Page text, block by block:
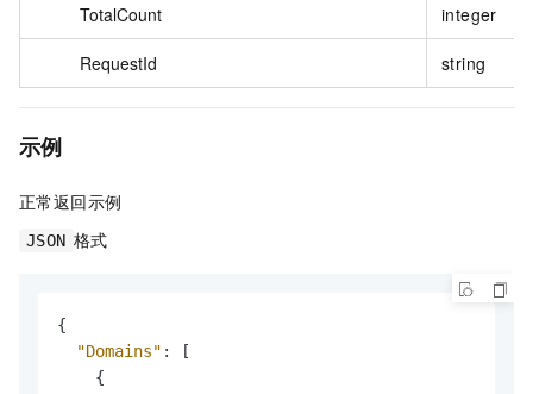
TotalCount integer
RequestId string
示例
正常返回示例
JSON 格式
{
"Domains" :
[
{